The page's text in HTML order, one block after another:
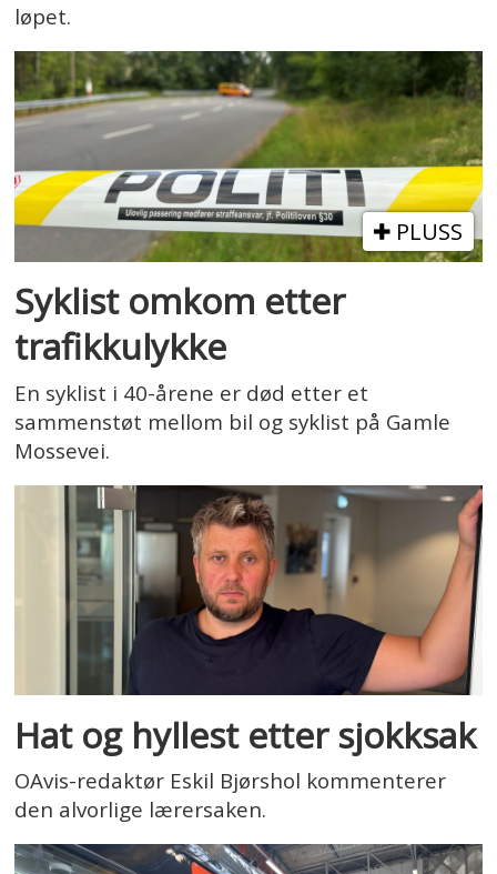
løpet.
PLUSS
Syklist omkom etter
trafikkulykke
En syklist i 40-årene er død etter et
sammenstøt mellom bil og syklist på Gamle
Mossevei.
Hat og hyllest etter sjokksak
OAvis-redaktør Eskil Bjørshol kommenterer
den alvorlige lærersaken.